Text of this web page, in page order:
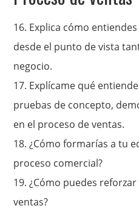
16. Explica cómo
desde el punto de vista
negocio.
17. Explícame qué
pruebas de concepto,
en el proceso de ventas.
18. ¿Cómo formarías a tu
proceso comercial?
19. ¿Cómo puedes
ventas?